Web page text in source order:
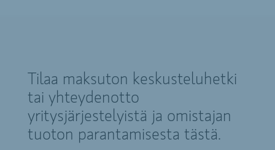
Tilaa maksuton keskusteluhetki
tai yhteydenotto
yritysjärjestelyistä ja omistajan
tuoton parantamisesta tästä.